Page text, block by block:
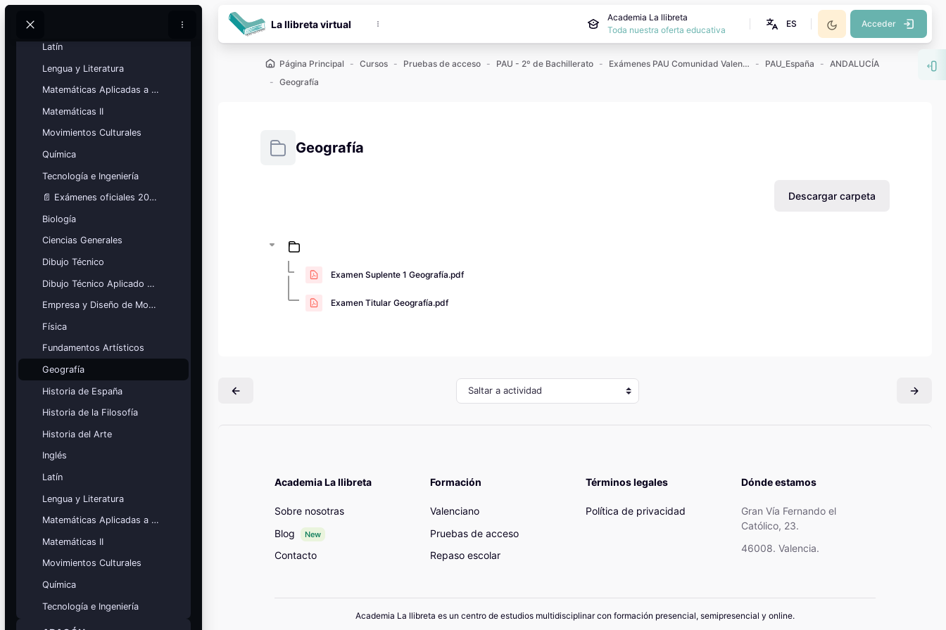
Buscar
Calendario
académico
Festivos, vacaciones y fechas
Ver calendario
Mis cursos
¡Nos GUSTA lo que hacemos y se
NOTA!
Bloques
Historia del Arte
Latín
Lengua y Literatura
Matemáticas Aplicadas a las Ciencias Sociales
Matemáticas II
Movimientos Culturales
Química
Tecnología e Ingeniería
📄 Exámenes oficiales 2026
Biología
Ciencias Generales
Dibujo Técnico
Dibujo Técnico Aplicado a las Artes
Empresa y Diseño de Modelos de Negocio
Física
Fundamentos Artísticos
Geografía
Historia de España
Historia de la Filosofía
Historia del Arte
Inglés
Latín
Lengua y Literatura
Matemáticas Aplicadas a las Ciencias Sociales
Matemáticas II
Movimientos Culturales
Química
Tecnología e Ingeniería
La llibreta virtual
Academia La llibreta
Toda nuestra oferta educativa
ES Acceder
Página Principal Cursos Pruebas de acceso PAU - 2º de Bachillerato Exámenes PAU Comunidad Valenciana PAU_España
ANDALUCÍA
Geografía
Geografía
Descargar carpeta
Examen Suplente 1 Geografía.pdf
Examen Titular Geografía.pdf
Saltar a actividad
Academia La llibreta
Sobre nosotras
Blog
New
Contacto
Formación
Valenciano
Pruebas de acceso
Repaso escolar
Términos legales
Política de privacidad
Dónde estamos
Gran Vía Fernando el
Católico, 23.
46008. Valencia.
Academia La llibreta es un centro de estudios multidisciplinar con formación presencial, semipresencial y online.